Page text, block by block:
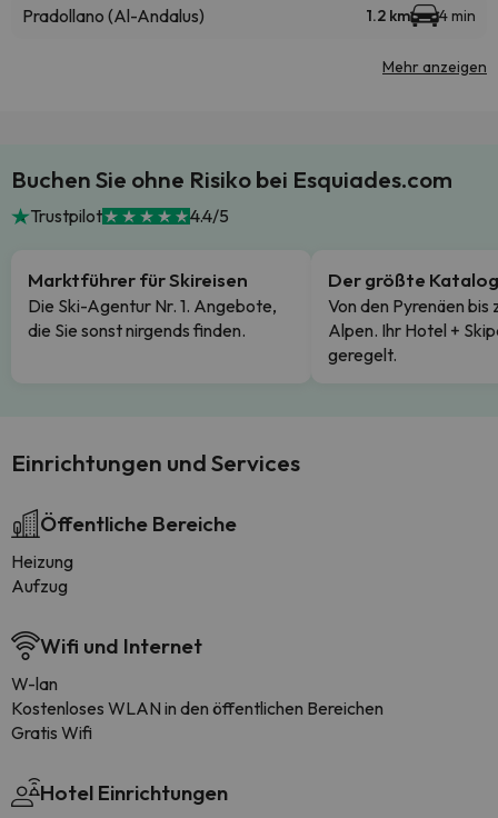
Pradollano (Al-Andalus) 1.2 km 4 min
Mehr anzeigen
Buchen Sie ohne Risiko bei Esquiades.com
Trustpilot 4.4/5
Marktführer für Skireisen
Die Ski-Agentur Nr. 1. Angebote,
die Sie sonst nirgends finden.
Der größte Katalog
Von den Pyrenäen bis
Alpen. Ihr Hotel +
geregelt.
Einrichtungen und Services
Öffentliche Bereiche
Heizung
Aufzug
Wifi und Internet
W-lan
Kostenloses WLAN in den öffentlichen Bereichen
Gratis Wifi
Hotel Einrichtungen